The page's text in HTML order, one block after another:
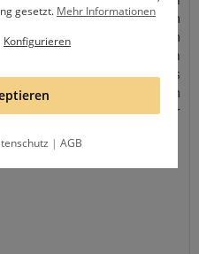
Pinzette den Sticker vom
auf deinem Nagel. Zum
Hast du einen
du deinen Nagel mit Gloss
aushärtet und sich gut um
feinen, dünnen Sticker
Quick Finish.
gesetzt. Mehr Informationen
Konfigurieren
| AGB